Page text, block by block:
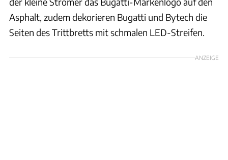
Asphalt, zudem dekorieren Bugatti und Bytech die
Seiten des Trittbretts mit schmalen LED-Streifen.
ANZEIGE